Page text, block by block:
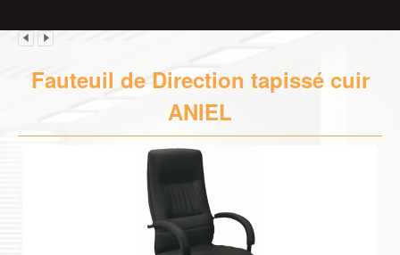
Fauteuil de Direction tapissé cuir
ANIEL